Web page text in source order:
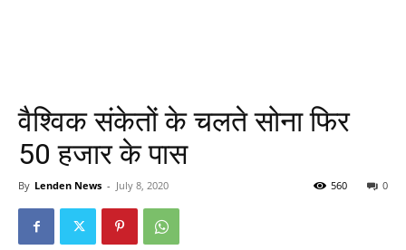
वैश्विक संकेतों के चलते सोना फिर
50 हजार के पास
By Lenden News - July 8, 2020 0
560